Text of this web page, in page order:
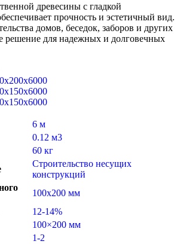
древесины с гладкой
прочность и эстетичный вид.
домов, беседок, заборов и других
решение для надежных и долговечных
6 м
0.12 м3
60 кг
Строительство несущих
конструкций
100х200 мм
12-14%
100×200 мм
1-2